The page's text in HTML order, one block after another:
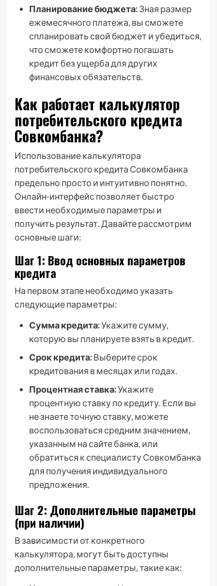
Планирование бюджета:Зная размер
ежемесячного платежа, вы сможете
спланировать свой бюджет и убедиться,
что сможете комфортно погашать
кредит без ущерба для других
финансовых обязательств.
Как работает калькулятор
потребительского кредита
Совкомбанка?
Использование калькулятора
потребительского кредита Совкомбанка
предельно просто и интуитивно понятно.
Онлайн-интерфейс позволяет быстро
ввести необходимые параметры и
получить результат. Давайте рассмотрим
основные шаги:
Шаг 1: Ввод основных параметров
кредита
На первом этапе необходимо указать
следующие параметры:
Сумма кредита:Укажите сумму,
которую вы планируете взять в кредит.
Срок кредита:Выберите срок
кредитования в месяцах или годах.
Процентная ставка:Укажите
процентную ставку по кредиту. Если вы
не знаете точную ставку, можете
воспользоваться средним значением,
указанным на сайте банка, или
обратиться к специалисту Совкомбанка
для получения индивидуального
предложения.
Шаг 2: Дополнительные параметры
(при наличии)
В зависимости от конкретного
калькулятора, могут быть доступны
дополнительные параметры, такие как: